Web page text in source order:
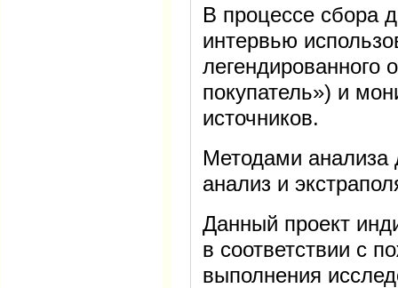
В процессе сбора
интервью
легендированного
покупатель») и
источников.
Методами анализа
анализ и
Данный проект
в соответствии с
выполнения